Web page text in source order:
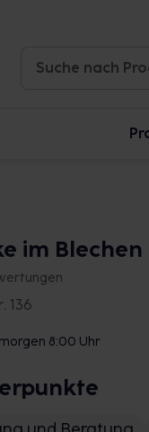
im Blechen
136
8:00 Uhr